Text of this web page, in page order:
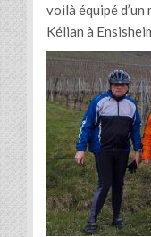
voilà équipé
Kélian à